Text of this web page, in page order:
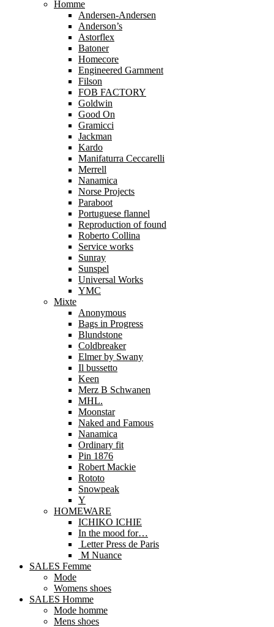
Homme
Andersen-Andersen
Anderson’s
Astorflex
Batoner
Homecore
Engineered Garnment
Filson
FOB FACTORY
Goldwin
Good On
Gramicci
Jackman
Kardo
Manifaturra Ceccarelli
Merrell
Nanamica
Norse Projects
Paraboot
Portuguese flannel
Reproduction of found
Roberto Collina
Service works
Sunray
Sunspel
Universal Works
YMC
Mixte
Anonymous
Bags in Progress
Blundstone
Coldbreaker
Elmer by Swany
Il bussetto
Keen
Merz B Schwanen
MHL.
Moonstar
Naked and Famous
Nanamica
Ordinary fit
Pin 1876
Robert Mackie
Rototo
Snowpeak
Y
HOMEWARE
ICHIKO ICHIE
In the mood for…
Letter Press de Paris
M Nuance
SALES Femme
Mode
Womens shoes
SALES Homme
Mode homme
Mens shoes